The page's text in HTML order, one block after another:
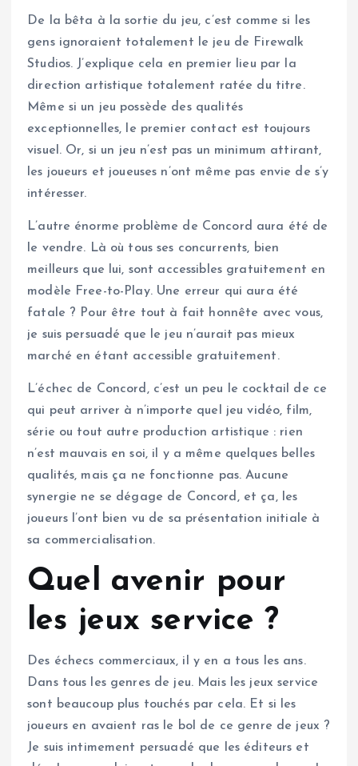
De la bêta à la sortie du jeu, c’est comme si les
gens ignoraient totalement le jeu de Firewalk
Studios. J’explique cela en premier lieu par la
direction artistique totalement ratée du titre.
Même si un jeu possède des qualités
exceptionnelles, le premier contact est toujours
visuel. Or, si un jeu n’est pas un minimum attirant,
les joueurs et joueuses n’ont même pas envie de s’y
intéresser.
L’autre énorme problème de Concord aura été de
le vendre. Là où tous ses concurrents, bien
meilleurs que lui, sont accessibles gratuitement en
modèle Free-to-Play. Une erreur qui aura été
fatale ? Pour être tout à fait honnête avec vous,
je suis persuadé que le jeu n’aurait pas mieux
marché en étant accessible gratuitement.
L’échec de Concord, c’est un peu le cocktail de ce
qui peut arriver à n’importe quel jeu vidéo, film,
série ou tout autre production artistique : rien
n’est mauvais en soi, il y a même quelques belles
qualités, mais ça ne fonctionne pas. Aucune
synergie ne se dégage de Concord, et ça, les
joueurs l’ont bien vu de sa présentation initiale à
sa commercialisation.
Quel avenir pour
les jeux service ?
Des échecs commerciaux, il y en a tous les ans.
Dans tous les genres de jeu. Mais les jeux service
sont beaucoup plus touchés par cela. Et si les
joueurs en avaient ras le bol de ce genre de jeux ?
Je suis intimement persuadé que les éditeurs et